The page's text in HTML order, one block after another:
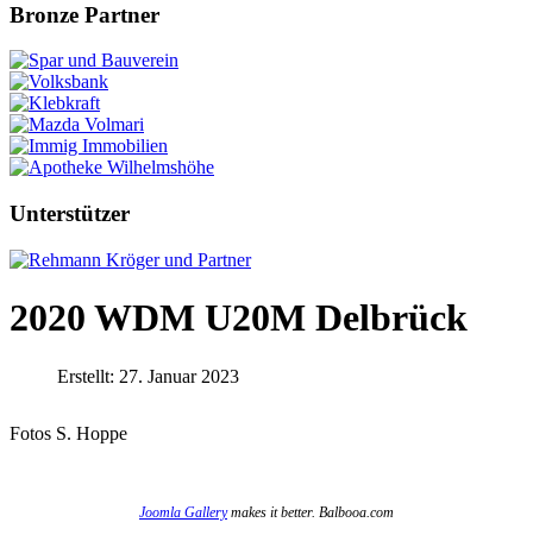
Bronze Partner
Unterstützer
2020 WDM U20M Delbrück
Erstellt: 27. Januar 2023
Fotos S. Hoppe
Joomla Gallerymakes it better. Balbooa.com